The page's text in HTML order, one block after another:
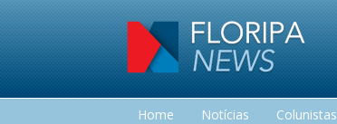
Home Notícias Colunistas